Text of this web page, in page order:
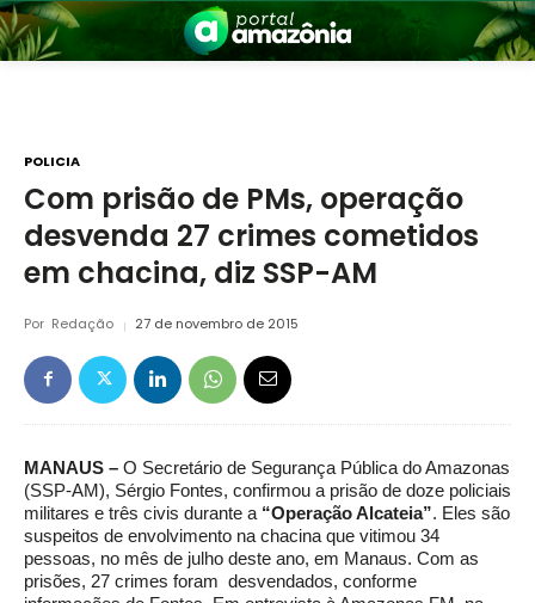
Amazônia
POLICIA
Com prisão de PMs, operação
desvenda 27 crimes cometidos
em chacina, diz SSP-AM
Por Redação 27 de novembro de 2015
MANAUS – O Secretário de Segurança Pública do Amazonas
(SSP-AM), Sérgio Fontes, confirmou a prisão de doze policiais
militares e três civis durante a “Operação Alcateia”. Eles são
suspeitos de envolvimento na chacina que vitimou 34
pessoas, no mês de julho deste ano, em Manaus. Com as
prisões, 27 crimes foram desvendados, conforme